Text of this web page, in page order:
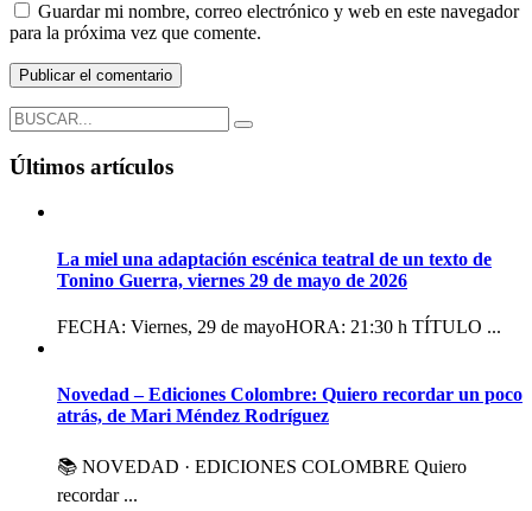
Guardar mi nombre, correo electrónico y web en este navegador
para la próxima vez que comente.
Últimos artículos
La miel una adaptación escénica teatral de un texto de
Tonino Guerra, viernes 29 de mayo de 2026
FECHA: Viernes, 29 de mayoHORA: 21:30 h TÍTULO ...
Novedad – Ediciones Colombre: Quiero recordar un poco
atrás, de Mari Méndez Rodríguez
📚 NOVEDAD · EDICIONES COLOMBRE Quiero
recordar ...